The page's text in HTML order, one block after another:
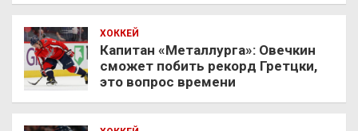
ХОККЕЙ
Капитан «Металлурга»: Овечкин
сможет побить рекорд Гретцки,
это вопрос времени